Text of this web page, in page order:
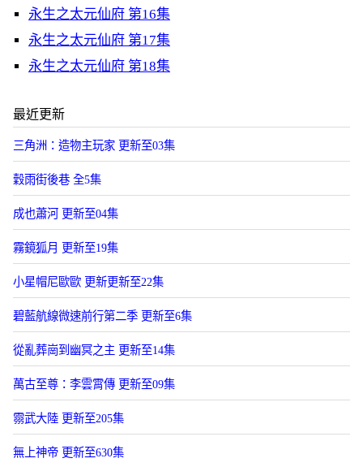
永生之太元仙府 第16集
永生之太元仙府 第17集
永生之太元仙府 第18集
最近更新
三角洲：造物主玩家 更新至03集
穀雨街後巷 全5集
成也蕭河 更新至04集
霧鏡狐月 更新至19集
小星帽尼歐歐 更新更新至22集
碧藍航線微速前行第二季 更新至6集
從亂葬崗到幽冥之主 更新至14集
萬古至尊：李雲霄傳 更新至09集
霛武大陸 更新至205集
無上神帝 更新至630集